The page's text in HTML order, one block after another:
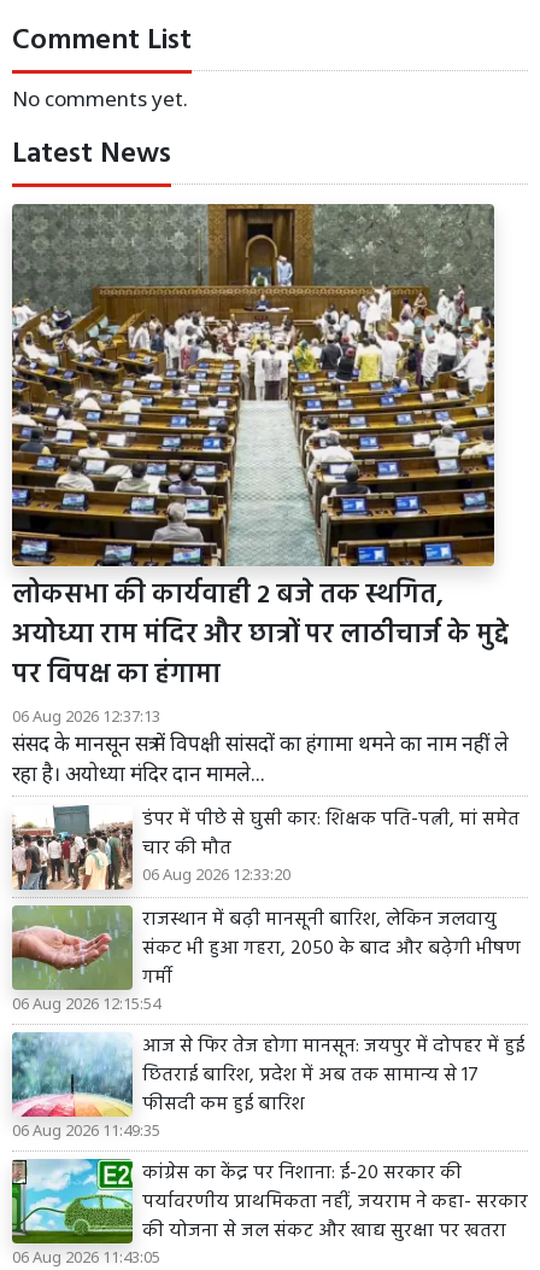
Comment List
No comments yet.
Latest News
लोकसभा की कार्यवाही 2 बजे तक स्थगित,
अयोध्या राम मंदिर और छात्रों पर लाठीचार्ज के मुद्दे
पर विपक्ष का हंगामा
06 Aug 2026 12:37:13
संसद के मानसून सत्र में विपक्षी सांसदों का हंगामा थमने का नाम नहीं ले
रहा है। अयोध्या मंदिर दान मामले...
डंपर में पीछे से घुसी कार: शिक्षक पति-पत्नी, मां समेत
चार की मौत
06 Aug 2026 12:33:20
राजस्थान में बढ़ी मानसूनी बारिश, लेकिन जलवायु
संकट भी हुआ गहरा, 2050 के बाद और बढ़ेगी भीषण
गर्मी
06 Aug 2026 12:15:54
आज से फिर तेज होगा मानसून: जयपुर में दोपहर में हुई
छितराई बारिश, प्रदेश में अब तक सामान्य से 17
फीसदी कम हुई बारिश
06 Aug 2026 11:49:35
कांग्रेस का केंद्र पर निशाना: ई-20 सरकार की
पर्यावरणीय प्राथमिकता नहीं, जयराम ने कहा- सरकार
की योजना से जल संकट और खाद्य सुरक्षा पर खतरा
06 Aug 2026 11:43:05